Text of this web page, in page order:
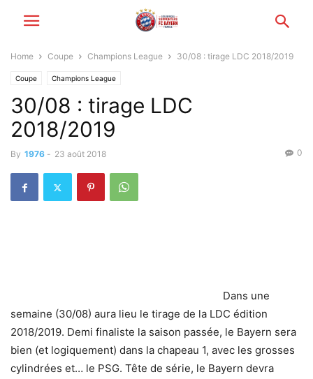
Home Coupe Champions League 30/08 : tirage LDC 2018/2019
Coupe Champions League
30/08 : tirage LDC
2018/2019
By 1976 - 23 août 2018 0
Dans une
semaine (30/08) aura lieu le tirage de la LDC édition
2018/2019. Demi finaliste la saison passée, le Bayern sera
bien (et logiquement) dans la chapeau 1, avec les grosses
cylindrées et… le PSG. Tête de série, le Bayern devra